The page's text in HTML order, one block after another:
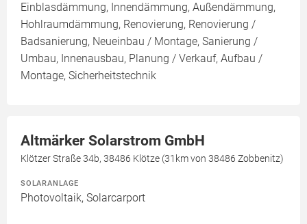
Einblasdämmung, Innendämmung, Außendämmung,
Hohlraumdämmung, Renovierung, Renovierung /
Badsanierung, Neueinbau / Montage, Sanierung /
Umbau, Innenausbau, Planung / Verkauf, Aufbau /
Montage, Sicherheitstechnik
Altmärker Solarstrom GmbH
Klötzer Straße 34b, 38486 Klötze (31km von 38486 Zobbenitz)
SOLARANLAGE
Photovoltaik, Solarcarport